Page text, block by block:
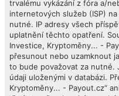
trvalému vykázání z fóra a/
internetových služeb (ISP)
nutné. IP adresy všech
uplatnění těchto opatření.
Investice, Kryptoměny... -
přesunout nebo uzamknout
to bude považovat za nutné.
údaji uloženými v databázi.
Kryptoměny... - Payout.cz“